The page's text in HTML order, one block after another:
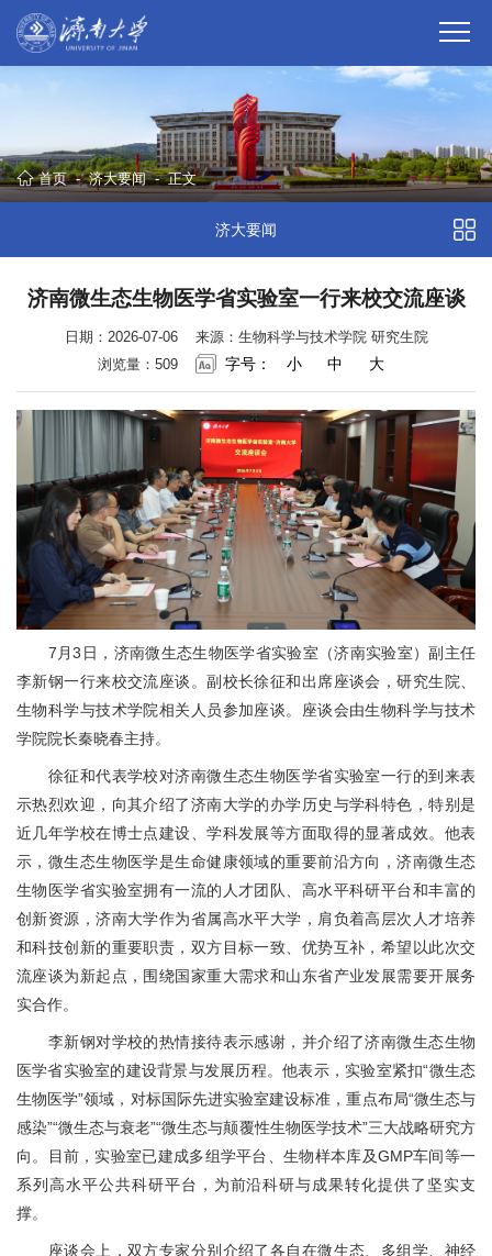
首页 - 济大要闻 - 正文
济大要闻
济南微生态生物医学省实验室一行来校交流座谈
日期：2026-07-06
来源：生物科学与技术学院 研究生院
浏览量： 509 字号： 小 中 大
7月3日，济南微生态生物医学省实验室（济南实验室）副主任
李新钢一行来校交流座谈。副校长徐征和出席座谈会，研究生院、
生物科学与技术学院相关人员参加座谈。座谈会由生物科学与技术
学院院长秦晓春主持。
徐征和代表学校对济南微生态生物医学省实验室一行的到来表
示热烈欢迎，向其介绍了济南大学的办学历史与学科特色，特别是
近几年学校在博士点建设、学科发展等方面取得的显著成效。他表
示，微生态生物医学是生命健康领域的重要前沿方向，济南微生态
生物医学省实验室拥有一流的人才团队、高水平科研平台和丰富的
创新资源，济南大学作为省属高水平大学，肩负着高层次人才培养
和科技创新的重要职责，双方目标一致、优势互补，希望以此次交
流座谈为新起点，围绕国家重大需求和山东省产业发展需要开展务
实合作。
李新钢对学校的热情接待表示感谢，并介绍了济南微生态生物
医学省实验室的建设背景与发展历程。他表示，实验室紧扣“微生态
生物医学”领域，对标国际先进实验室建设标准，重点布局“微生态与
感染”“微生态与衰老”“微生态与颠覆性生物医学技术”三大战略研究方
向。目前，实验室已建成多组学平台、生物样本库及GMP车间等一
系列高水平公共科研平台，为前沿科研与成果转化提供了坚实支
撑。
座谈会上，双方专家分别介绍了各自在微生态、多组学、神经